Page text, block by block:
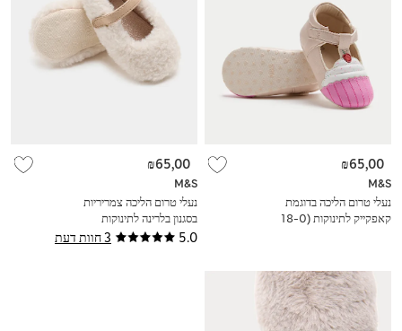
M&S
נעלי טרום הליכה בדוגמת
קאפקייק לתינוקות (0-‏18
₪65,00
5.0 3 חוות דעת
M&S
נעלי טרום הליכה צמריריות
בסגנון בלרינה לתינוקות
(0‏-18 חודשים)
₪65,00